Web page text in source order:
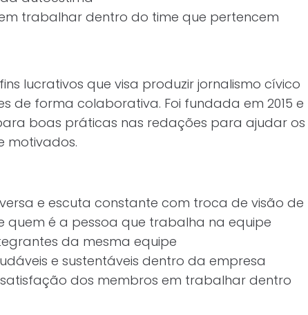
trabalhar dentro do time que pertencem
lucrativos que visa produzir jornalismo cívico
de forma colaborativa. Foi fundada em 2015 e
boas práticas nas redações para ajudar os
motivados.
e escuta constante com troca de visão de
quem é a pessoa que trabalha na equipe
da mesma equipe
e sustentáveis dentro da empresa
dos membros em trabalhar dentro